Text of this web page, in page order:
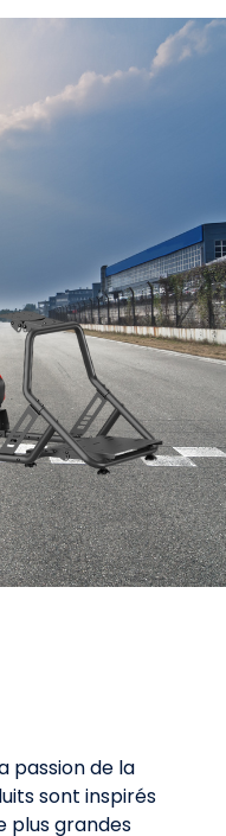
passion de la
sont inspirés
plus grandes